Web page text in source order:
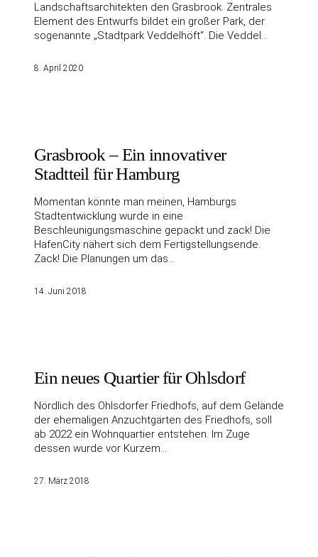
Landschaftsarchitekten den Grasbrook. Zentrales
Element des Entwurfs bildet ein großer Park, der
sogenannte „Stadtpark Veddelhöft“. Die Veddel…
8. April 2020
Grasbrook – Ein innovativer
Stadtteil für Hamburg
Momentan könnte man meinen, Hamburgs
Stadtentwicklung wurde in eine
Beschleunigungsmaschine gepackt und zack! Die
HafenCity nähert sich dem Fertigstellungsende.
Zack! Die Planungen um das…
14. Juni 2018
Ein neues Quartier für Ohlsdorf
Nördlich des Ohlsdorfer Friedhofs, auf dem Gelände
der ehemaligen Anzuchtgärten des Friedhofs, soll
ab 2022 ein Wohnquartier entstehen. Im Zuge
dessen wurde vor Kurzem…
27. März 2018